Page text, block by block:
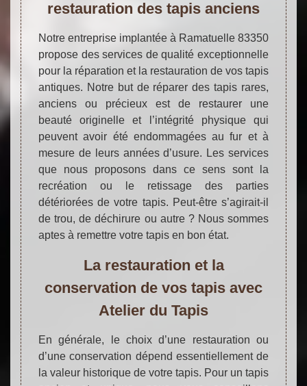
restauration des tapis anciens
Notre entreprise implantée à Ramatuelle 83350
propose des services de qualité exceptionnelle
pour la réparation et la restauration de vos tapis
antiques. Notre but de réparer des tapis rares,
anciens ou précieux est de restaurer une
beauté originelle et l’intégrité physique qui
peuvent avoir été endommagées au fur et à
mesure de leurs années d’usure. Les services
que nous proposons dans ce sens sont la
recréation ou le retissage des parties
détériorées de votre tapis. Peut-être s’agirait-il
de trou, de déchirure ou autre ? Nous sommes
aptes à remettre votre tapis en bon état.
La restauration et la
conservation de vos tapis avec
Atelier du Tapis
En générale, le choix d’une restauration ou
d’une conservation dépend essentiellement de
la valeur historique de votre tapis. Pour un tapis